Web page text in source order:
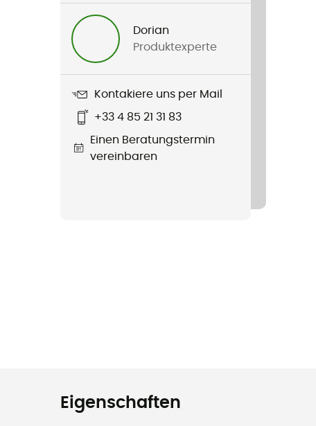
Dorian
Produktexperte
Kontakiere uns per Mail
+33 4 85 21 31 83
Einen Beratungstermin
vereinbaren
Eigenschaften